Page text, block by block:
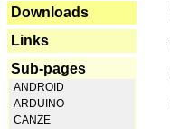
Downloads
Links
Sub-pages
ANDROID
ARDUINO
CANZE